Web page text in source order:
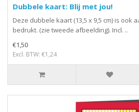
Dubbele kaart: Blij met jou!
Deze dubbele kaart (13,5 x 9,5 cm) is ook
bedrukt. (zie tweede afbeelding). Incl. ..
€1,50
Excl. BTW: €1,24